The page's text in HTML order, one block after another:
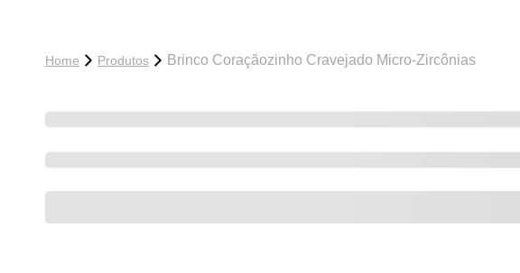
Home Produtos Brinco Coraçãozinho Cravejado Micro-Zircônias